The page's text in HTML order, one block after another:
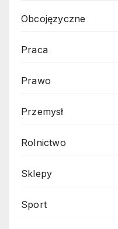
Obcojęzyczne
Praca
Prawo
Przemysł
Rolnictwo
Sklepy
Sport